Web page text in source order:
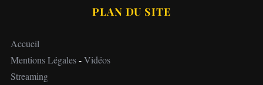
PLAN DU SITE
Accueil
Mentions Légales-Vidéos
Streaming